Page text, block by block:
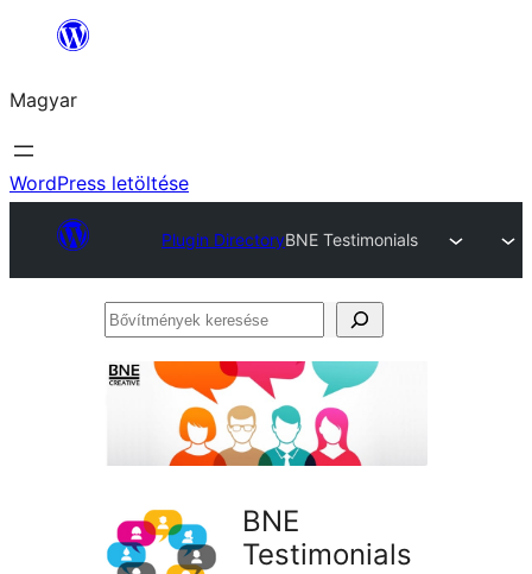
Ugrás
tartalomhoz
Magyar
WordPress letöltése
Plugin DirectoryBNE Testimonials
Bővítmények
BNE
Testimonials